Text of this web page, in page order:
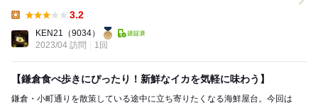
3.2
KEN21 （9034）
2023/04 訪問
1回
【鎌倉食べ歩きにぴったり！新鮮なイカを気軽に味わう】
鎌倉・小町通りを散策している途中に立ち寄りたくなる海鮮屋台。今回は